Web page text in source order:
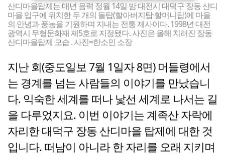
산디마을탑제는 매년 음력 정월 14일 밤 대전시 대덕구 장동 산디
마을 입구에 위치한 두 개의 돌탑(할아버지탑·할머니탑)에 마을
의 안녕과 풍농을 기원하며 지내는 전통 제사이다. 1998년 대전
광역시 무형문화재 제5호로 지정됐다. 사진은 올해 치러진 장동
산디마을탑제 모습 . 사진=한소민 소장
지난 회(중도일보 7월 1일자 8면) 머들령에서
는 경계를 넘는 사람들의 이야기를 만났습니
다. 익숙한 세계를 떠나 낯선 세계로 나서는 길
을 다루었지요. 이번 이야기는 계족산 자락에
자리한 대덕구 장동 산디마을 탑제에 대한 것
입니다. 떠남이 아니라 한 자리를 오래 지키며